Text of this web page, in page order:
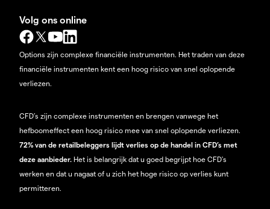
Volg ons online
Options zijn complexe financiële instrumenten. Het traden van deze
financiële instrumenten kent een hoog risico van snel oplopende
verliezen.
CFD’s zijn complexe instrumenten en brengen vanwege het
hefboomeffect een hoog risico mee van snel oplopende verliezen.
72% van de retailbeleggers lijdt verlies op de handel in CFD’s met
deze aanbieder. Het is belangrijk dat u goed begrijpt hoe CFD's
werken en dat u nagaat of u zich het hoge risico op verlies kunt
permitteren.